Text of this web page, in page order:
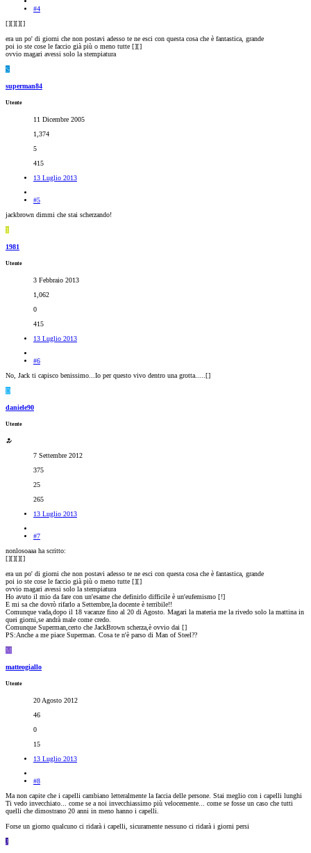
#4
[][][][]
era un po' di giorni che non postavi adesso te ne esci con questa cosa che è fantastica, grande
poi io ste cose le faccio già più o meno tutte [][]
ovvio magari avessi solo la stempiatura
S
superman84
Utente
11 Dicembre 2005
1,374
5
415
13 Luglio 2013
#5
jackbrown dimmi che stai scherzando!
1
1981
Utente
3 Febbraio 2013
1,062
0
415
13 Luglio 2013
#6
No, Jack ti capisco benissimo...Io per questo vivo dentro una grotta.....[]
D
daniele90
Utente
7 Settembre 2012
375
25
265
13 Luglio 2013
#7
nonlosoaaa ha scritto:
[][][][]
era un po' di giorni che non postavi adesso te ne esci con questa cosa che è fantastica, grande
poi io ste cose le faccio già più o meno tutte [][]
ovvio magari avessi solo la stempiatura
Ho avuto il mio da fare con un'esame che definirlo difficile è un'eufemismo [!]
E mi sa che dovrò rifarlo a Settembre,la docente è terribile!!
Comunque vada,dopo il 18 vacanze fino al 20 di Agosto. Magari la materia me la rivedo solo la mattina in
quei giorni,se andrà male come credo.
Comunque Superman,certo che JackBrown scherza,è ovvio dai []
PS:Anche a me piace Superman. Cosa te n'è parso di Man of Steel??
M
matteogiallo
Utente
20 Agosto 2012
46
0
15
13 Luglio 2013
#8
Ma non capite che i capelli cambiano letteralmente la faccia delle persone. Stai meglio con i capelli lunghi
Ti vedo invecchiato... come se a noi invecchiassimo più velocemente... come se fosse un caso che tutti
quelli che dimostrano 20 anni in meno hanno i capelli.
Forse un giorno qualcuno ci ridarà i capelli, sicuramente nessuno ci ridarà i giorni persi
J